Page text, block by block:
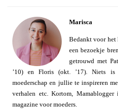
Marisca
Bedankt voor het
een bezoekje
getrouwd met
’10) en Floris (okt. ’17). Niets
moederschap en jullie te inspireren
verhalen etc. Kortom,
magazine voor moeders.